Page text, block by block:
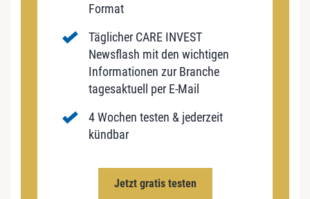
Format
Täglicher CARE INVEST
Newsflash mit den wichtigen
Informationen zur Branche
tagesaktuell per E-Mail
4 Wochen testen & jederzeit
kündbar
Jetzt gratis testen